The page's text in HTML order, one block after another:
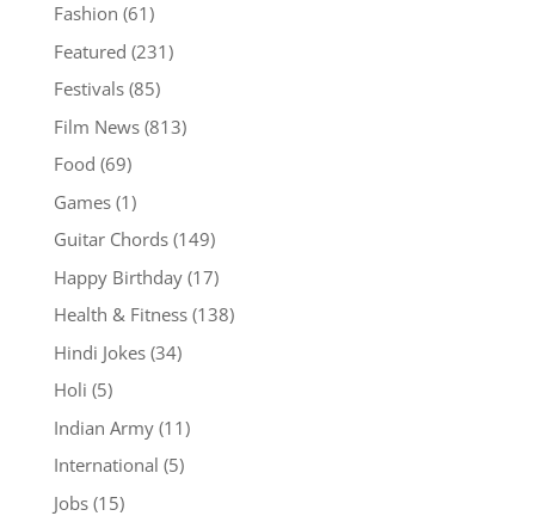
Fashion (61)
Featured (231)
Festivals(85)
Film News(813)
Food (69)
Games(1)
Guitar Chords(149)
Happy Birthday(17)
Health & Fitness(138)
Hindi Jokes(34)
Holi (5)
Indian Army(11)
International (5)
Jobs(15)